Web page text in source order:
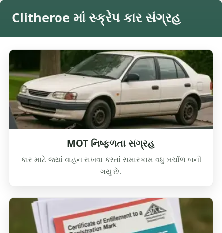
Clitheroe માં સ્ક્રેપ કાર સંગ્રહ
MOT નિષ્ફળતા સંગ્રહ
કાર માટે જ્યાં વાહન રાખવા કરતાં સમારકામ વધુ ખર્ચાળ બની
ગયું છે.